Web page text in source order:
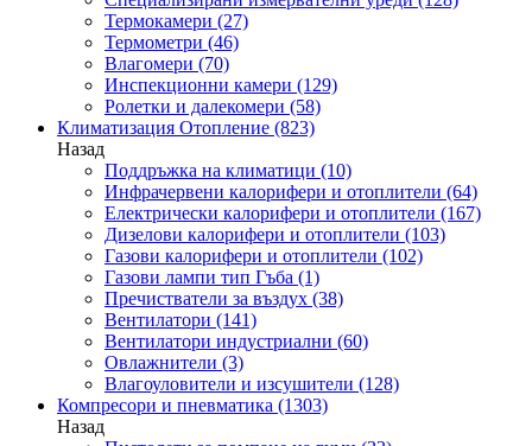
Термокамери (27)
Термометри (46)
Влагомери (70)
Инспекционни камери (129)
Ролетки и далекомери (58)
Климатизация Отопление (823)
Назад
Поддръжка на климатици (10)
Инфрачервени калорифери и отоплители (64)
Електрически калорифери и отоплители (167)
Дизелови калорифери и отоплители (103)
Газови калорифери и отоплители (102)
Газови лампи тип Гъба (1)
Пречистватели за въздух (38)
Вентилатори (141)
Вентилатори индустриални (60)
Овлажнители (3)
Влагоуловители и изсушители (128)
Компресори и пневматика (1303)
Назад